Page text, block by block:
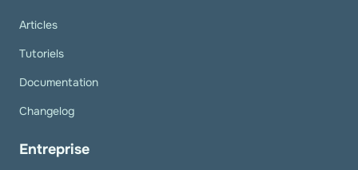
Articles
Tutoriels
Documentation
Changelog
Entreprise